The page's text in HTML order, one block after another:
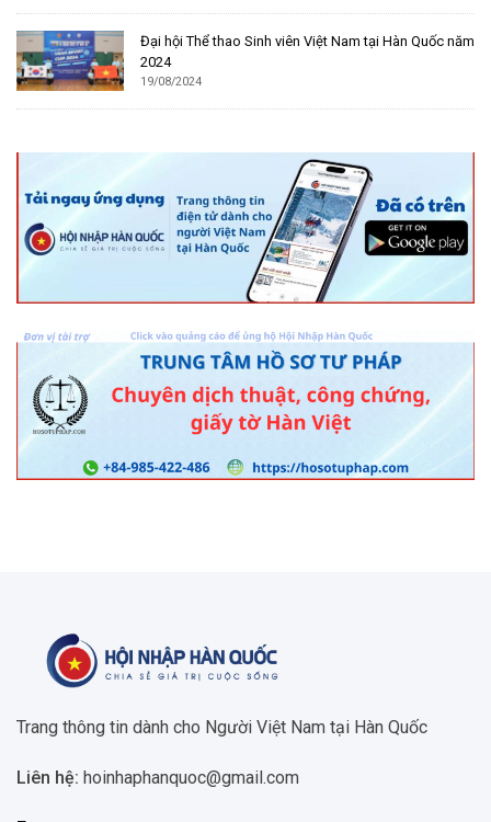
Đại hội Thể thao Sinh viên Việt Nam tại Hàn Quốc năm
2024
19/08/2024
Trang thông tin dành cho Người Việt Nam tại Hàn Quốc
Liên hệ: hoinhaphanquoc@gmail.com